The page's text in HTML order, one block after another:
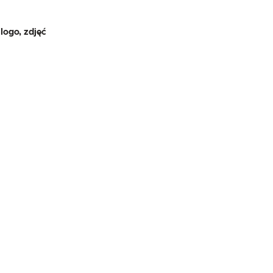
zdjęć